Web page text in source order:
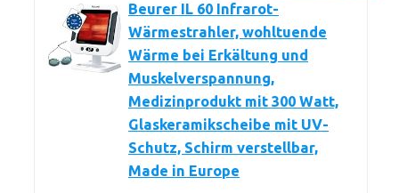
Beurer IL 60 Infrarot-
Wärmestrahler, wohltuende
Wärme bei Erkältung und
Muskelverspannung,
Medizinprodukt mit 300 Watt,
Glaskeramikscheibe mit UV-
Schutz, Schirm verstellbar,
Made in Europe